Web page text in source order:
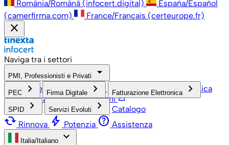
România/Română (infocert.digital)
España/Español
(camerfirma.com)
France/Français (certeurope.fr)
close
Naviga tra i settori
PMI, Professionisti e Privati arrow_drop_down
PMI, Professionisti e Privati check Grandi Aziende
Pubblica
Amministrazione Associazioni open_in_new
PEC keyboard_arrow_right Firma Digitale keyboard_arrow_right Fatturazione Elettronica keyboard_arrow_right
SPID keyboard_arrow_right Servizi Evoluti keyboard_arrow_right Catalogo
cached Rinnova bolt Potenzia help Assistenza
Italia/Italiano keyboard_arrow_down